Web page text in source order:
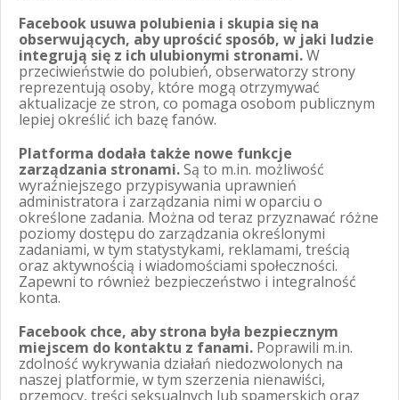
Facebook usuwa polubienia i skupia się na
obserwujących, aby uprościć sposób, w jaki ludzie
integrują się z ich ulubionymi stronami.W
przeciwieństwie do polubień, obserwatorzy strony
reprezentują osoby, które mogą otrzymywać
aktualizacje ze stron, co pomaga osobom publicznym
lepiej określić ich bazę fanów.
Platforma dodała także nowe funkcje
zarządzania stronami.Są to m.in. możliwość
wyraźniejszego przypisywania uprawnień
administratora i zarządzania nimi w oparciu o
określone zadania. Można od teraz przyznawać różne
poziomy dostępu do zarządzania określonymi
zadaniami, w tym statystykami, reklamami, treścią
oraz aktywnością i wiadomościami społeczności.
Zapewni to również bezpieczeństwo i integralność
konta.
Facebook chce, aby strona była bezpiecznym
miejscem do kontaktu z fanami. Poprawili m.in.
zdolność wykrywania działań niedozwolonych na
naszej platformie, w tym szerzenia nienawiści,
przemocy, treści seksualnych lub spamerskich oraz